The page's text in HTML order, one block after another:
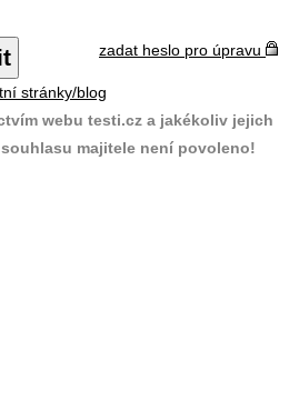
zadat heslo pro úpravu
stránky/blog
webu testi.cz a jakékoliv jejich
majitele není povoleno!